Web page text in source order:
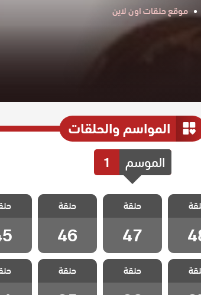
موقع حلقات اون لاين
المواسم والحلقات
الموسم 1
الحلقة
مسلسل القروية
الجميلة الحلقة
47
حلقة
47
مسلسل القروية
الجميلة الحلقة
46
حلقة
46
مسلسل
الحلقة
مسلسل القروية
الجميلة الحلقة
36
حلقة
مسلسل القروية
الجميلة الحلقة
35
حلقة
مسلسل